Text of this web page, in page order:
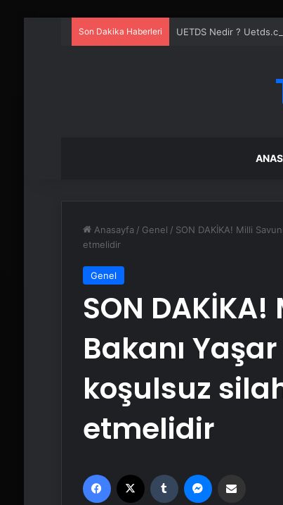
Son Dakika Haberleri UETDS Nedir ? Uetds.com
Anasayfa / Genel / SON DAKİKA! Milli
etmelidir
Genel
SON
Bakanı
koşulsuz
etmelidir
Facebook Tumblr